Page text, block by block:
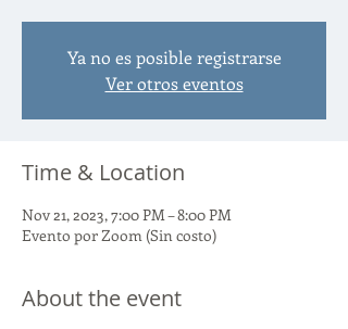
Ya no es posible registrarse
Ver otros eventos
Time & Location
Nov 21, 2023, 7:00 PM – 8:00 PM
Evento por Zoom (Sin costo)
About the event